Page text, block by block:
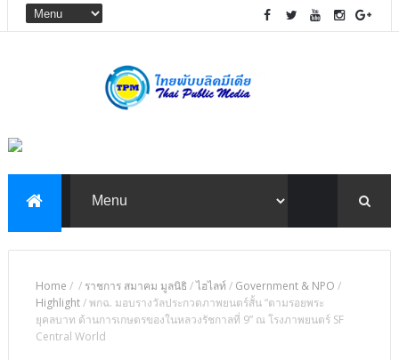
Home / / ราชการ สมาคม มูลนิธิ /ไฮไลท์ / Government & NPO /
Highlight/พกฉ. มอบรางวัลประกวดภาพยนตร์สั้น “ตามรอยพระ
ยุคลบาท ด้านการเกษตรของในหลวงรัชกาลที่ 9” ณ โรงภาพยนตร์ SF
Central World